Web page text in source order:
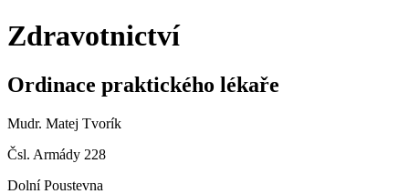
Zdravotnictví
Ordinace praktického lékaře
Mudr. Matej Tvorík
Čsl. Armády 228
Dolní Poustevna